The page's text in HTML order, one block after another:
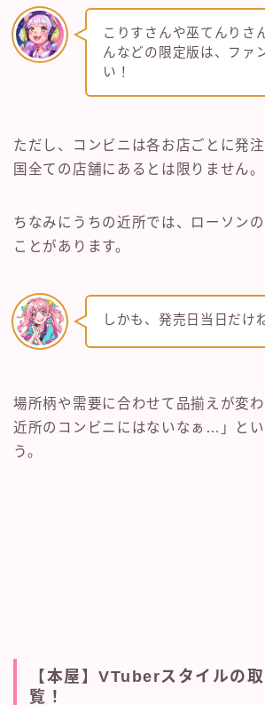
こりすさんや巫てんりさ
んなどの限定版は、ファ
い！
ただし、コンビニは各お店ごとに発
国全ての店舗にあるとは限りません。
ちなみにうちの近所では、ローソン
ことがあります。
しかも、発売日当日だけ
場所柄や需要に合わせて品揃えが変
近所のコンビニにはないなぁ…」と
う。
【本屋】VTuberスタイルの
覧！